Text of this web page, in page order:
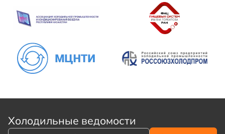
Холодильные ведомости